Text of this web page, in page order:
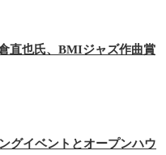
直也氏、BMIジャズ作曲賞
グイベントとオープンハウ